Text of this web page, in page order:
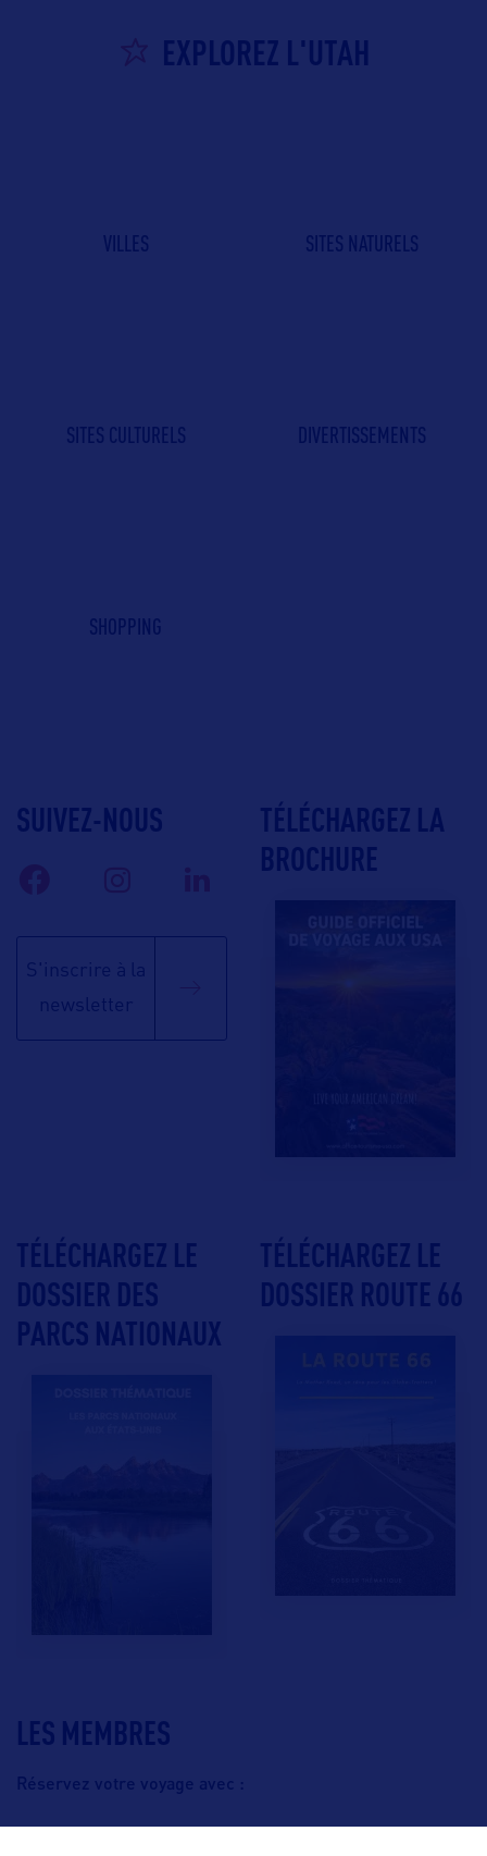
EXPLOREZ L'UTAH
VILLES SITES NATURELS
SITES CULTURELS DIVERTISSEMENTS
SHOPPING
LES MEMBRES
Réservez votre voyage avec :
SUIVEZ-NOUS
S'inscrire à la
newsletter
TÉLÉCHARGEZ LA
BROCHURE
TÉLÉCHARGEZ LE
DOSSIER DES
PARCS NATIONAUX
TÉLÉCHARGEZ LE
DOSSIER ROUTE 66